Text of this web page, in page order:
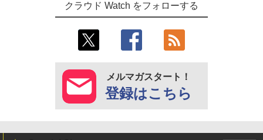
クラウド Watch をフォローする
メルマガスタート！
登録はこちら